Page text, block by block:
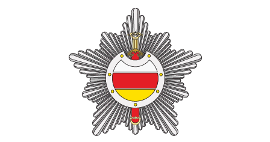
Перейти
к
основному
содержанию